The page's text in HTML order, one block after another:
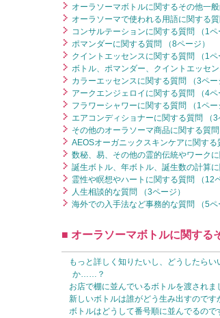
オーラソーマボトルに関するその他一般
オーラソーマで使われる用語に関する質
コンサルテーションに関する質問 （1ペ
ポマンダーに関する質問 （8ページ）
クイントエッセンスに関する質問 （1ペ
ボトル、ポマンダー、クイントエッセ
カラーエッセンスに関する質問 （3ペー
アークエンジェロイに関する質問 （4ペ
フラワーシャワーに関する質問 （1ペー
エアコンディショナーに関する質問 （3
その他のオーラソーマ商品に関する質問
AEOSオーガニックスキンケアに関する
数秘、易、その他の霊的伝統やワークに
誕生ボトル、年ボトル、誕生数の計算に
霊性や瞑想やハートに関する質問 （12
人生相談的な質問 （3ページ）
海外での入手法など事務的な質問 （5ペ
■ オーラソーマボトルに関する
もっと詳しく知りたいし、どうしたらい
か……？
お店で棚に並んでいるボトルを渡されま
新しいボトルは誰がどう生み出すのです
ボトルはどうして番号順に並んでるので